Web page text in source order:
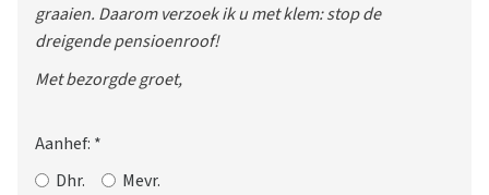
graaien. Daarom verzoek ik u met klem: stop de
dreigende pensioenroof!
Met bezorgde groet,
Aanhef: *
Dhr.
Mevr.